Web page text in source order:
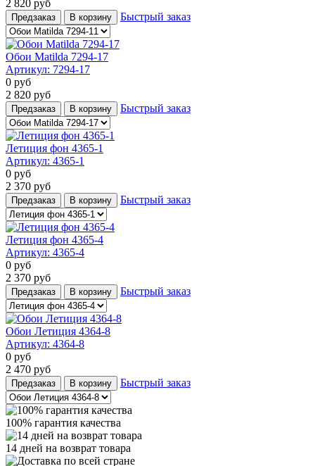
2 820 руб
Предзаказ В корзину Быстрый заказ
Обои Matilda 7294-17
Артикул: 7294-17
0 руб
2 820 руб
Предзаказ В корзину Быстрый заказ
Летиция фон 4365-1
Артикул: 4365-1
0 руб
2 370 руб
Предзаказ В корзину Быстрый заказ
Летиция фон 4365-4
Артикул: 4365-4
0 руб
2 370 руб
Предзаказ В корзину Быстрый заказ
Обои Летиция 4364-8
Артикул: 4364-8
0 руб
2 470 руб
Предзаказ В корзину Быстрый заказ
100% гарантия качества
14 дней на возврат товара